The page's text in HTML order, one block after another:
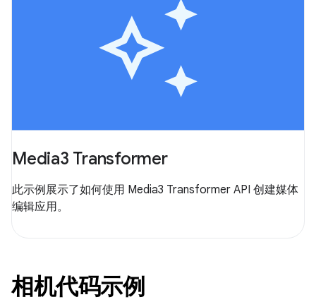
Media3 Transformer
此示例展示了如何使用 Media3 Transformer API 创建媒体
编辑应用。
相机代码示例